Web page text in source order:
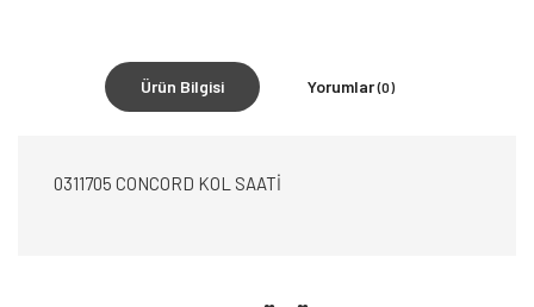
Ürün Bilgisi Yorumlar(0)
0311705 CONCORD KOL SAATİ